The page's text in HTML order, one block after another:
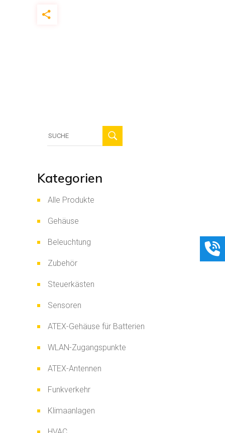
Kategorien
Alle Produkte
Gehäuse
Beleuchtung
Zubehör
Steuerkästen
Sensoren
ATEX-Gehäuse für Batterien
WLAN-Zugangspunkte
ATEX-Antennen
Funkverkehr
Klimaanlagen